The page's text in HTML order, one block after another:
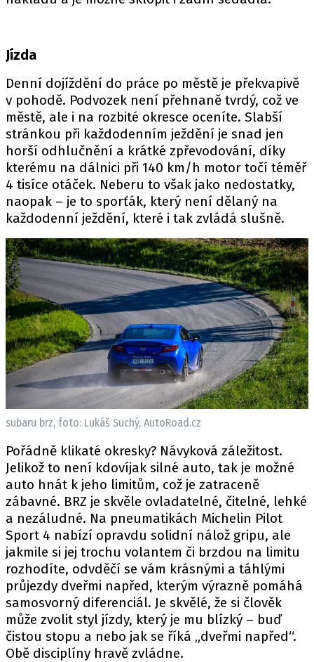
Jízda
Denní dojíždění do práce po městě je překvapivě
v pohodě. Podvozek není přehnaně tvrdý, což ve
městě, ale i na rozbité okresce oceníte. Slabší
stránkou při každodenním ježdění je snad jen
horší odhlučnění a krátké zpřevodování, díky
kterému na dálnici při 140 km/h motor točí téměř
4 tisíce otáček. Neberu to však jako nedostatky,
naopak – je to sporťák, který není dělaný na
každodenní ježdění, které i tak zvládá slušně.
subaru brz, foto: Lukáš Suchý, AutoRoad.cz
Pořádně klikaté okresky? Návyková záležitost.
Jelikož to není kdovíjak silné auto, tak je možné
auto hnát k jeho limitům, což je zatraceně
zábavné. BRZ je skvěle ovladatelné, čitelné, lehké
a nezáludné. Na pneumatikách Michelin Pilot
Sport 4 nabízí opravdu solidní nálož gripu, ale
jakmile si jej trochu volantem či brzdou na limitu
rozhodíte, odvděčí se vám krásnými a táhlými
průjezdy dveřmi napřed, kterým výrazně pomáhá
samosvorný diferenciál. Je skvělé, že si člověk
může zvolit styl jízdy, který je mu blízký – buď
čistou stopu a nebo jak se říká „dveřmi napřed“.
Obě disciplíny hravě zvládne.